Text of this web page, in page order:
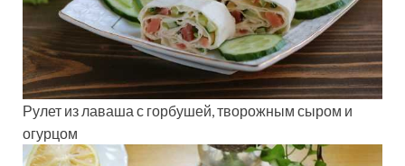
Рулет из лаваша с горбушей, творожным сыром и
огурцом